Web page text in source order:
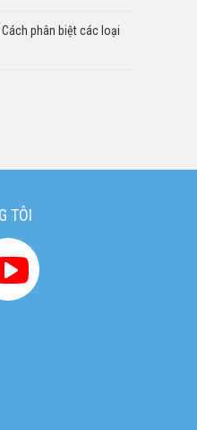
Cách phân biệt các loại
TÔI